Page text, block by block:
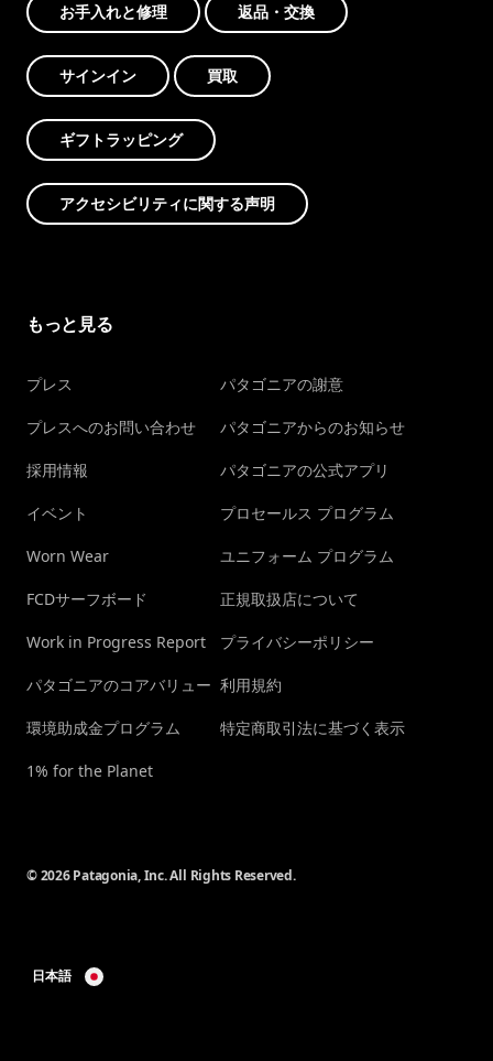
お手入れと修理 返品・交換
サインイン 買取
ギフトラッピング
アクセシビリティに関する声明
もっと見る
プレス
プレスへのお問い合わせ
採用情報
イベント
Worn Wear
FCDサーフボード
Work in Progress Report
パタゴニアのコアバリュー
環境助成金プログラム
1% for the Planet
パタゴニアの謝意
パタゴニアからのお知らせ
パタゴニアの公式アプリ
プロセールス プログラム
ユニフォーム プログラム
正規取扱店について
プライバシーポリシー
利用規約
特定商取引法に基づく表示
© 2026 Patagonia, Inc. All Rights Reserved.
日本語